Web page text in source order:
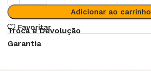
Adicionar ao carrinho
Favoritar
Troca e Devolução
Garantia